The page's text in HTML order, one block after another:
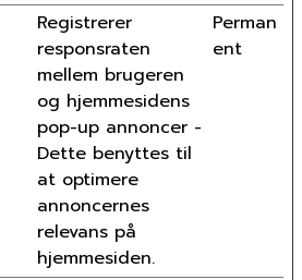
Registrerer
responsraten
mellem brugeren
og hjemmesidens
pop-up annoncer -
Dette benyttes til
at optimere
annoncernes
relevans på
hjemmesiden.
Perman
ent